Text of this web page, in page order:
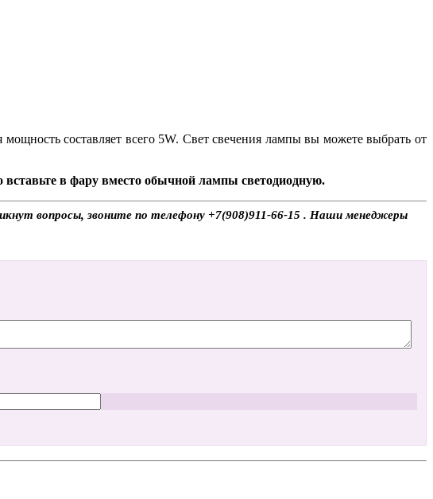
составляет всего 5W. Свет свечения лампы вы можете выбрать от
в фару вместо обычной лампы светодиодную.
вопросы, звоните по телефону +7(908)911-66-15 . Наши менеджеры